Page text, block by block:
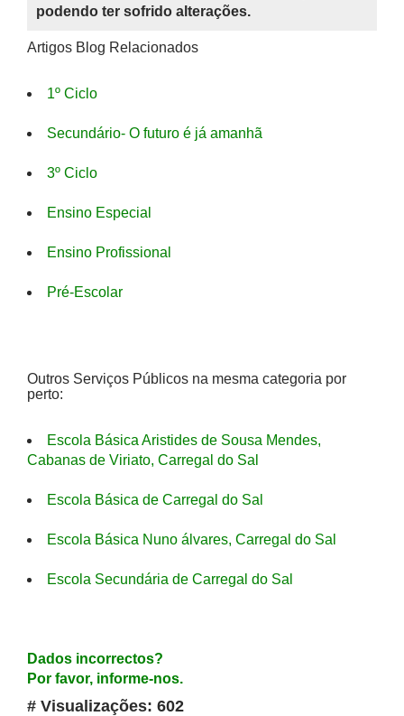
podendo ter sofrido alterações.
Artigos Blog Relacionados
1º Ciclo
Secundário- O futuro é já amanhã
3º Ciclo
Ensino Especial
Ensino Profissional
Pré-Escolar
Outros Serviços Públicos na mesma categoria por
perto:
Escola Básica Aristides de Sousa Mendes,
Cabanas de Viriato, Carregal do Sal
Escola Básica de Carregal do Sal
Escola Básica Nuno álvares, Carregal do Sal
Escola Secundária de Carregal do Sal
Dados incorrectos?
Por favor, informe-nos.
# Visualizações: 602